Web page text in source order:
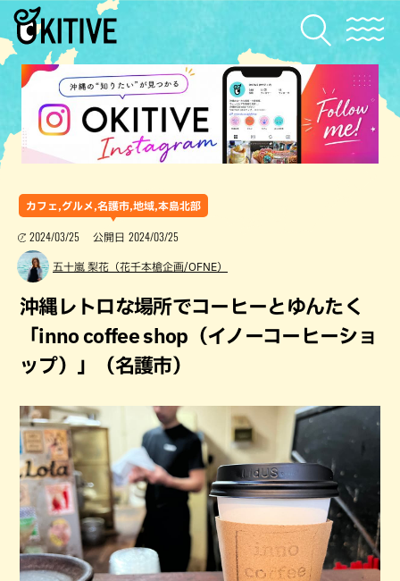
カフェ,グルメ,名護市,地域,本島北部
2024/03/25 公開日 2024/03/25
五十嵐 梨花（花千本槍企画/OFNE）
沖縄レトロな場所でコーヒーとゆんたく
「inno coffee shop（イノーコーヒーショ
ップ）」（名護市）